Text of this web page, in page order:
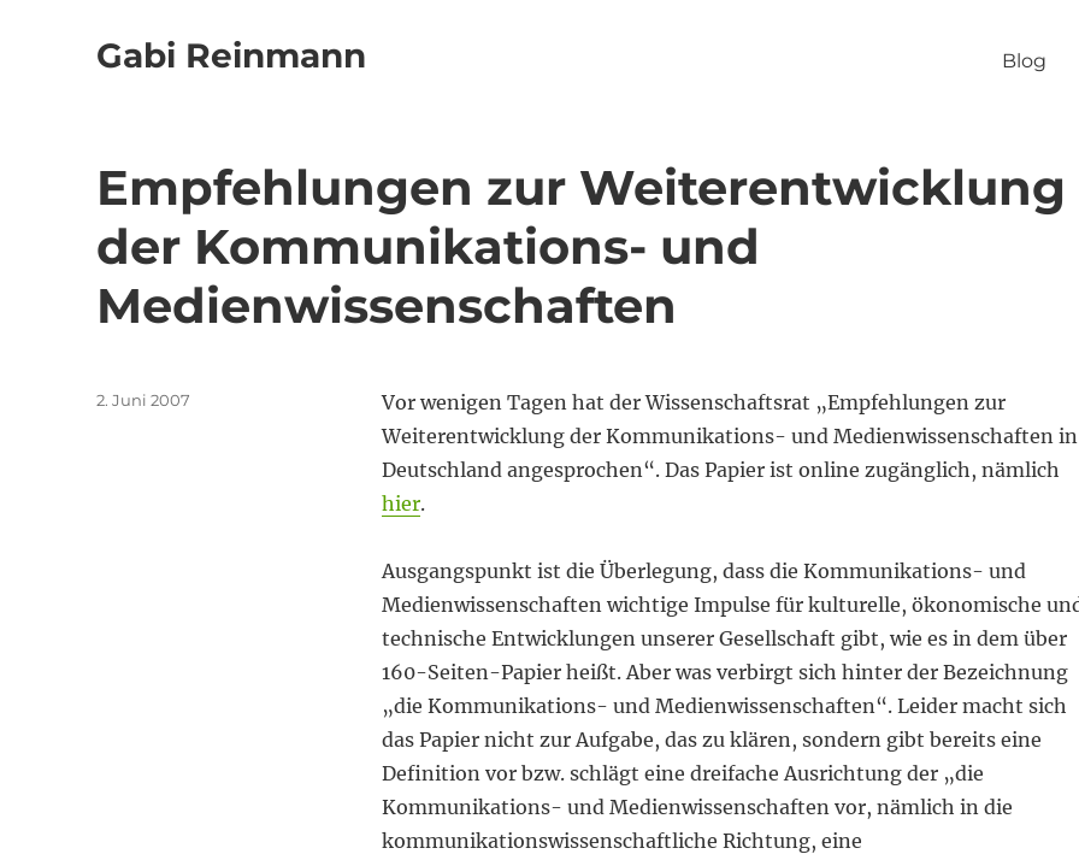
Gabi Reinmann Blog
Empfehlungen zur Weiterentwicklung
der Kommunikations- und
Medienwissenschaften
Vor wenigen Tagen hat der Wissenschaftsrat „Empfehlungen zur
Weiterentwicklung der Kommunikations- und Medienwissenschaften in
Deutschland angesprochen“. Das Papier ist online zugänglich, nämlich
hier.
Ausgangspunkt ist die Überlegung, dass die Kommunikations- und
Medienwissenschaften wichtige Impulse für kulturelle, ökonomische
technische Entwicklungen unserer Gesellschaft gibt, wie es in dem über
160-Seiten-Papier heißt. Aber was verbirgt sich hinter der Bezeichnung
„die Kommunikations- und Medienwissenschaften“. Leider macht sich
das Papier nicht zur Aufgabe, das zu klären, sondern gibt bereits eine
Definition vor bzw. schlägt eine dreifache Ausrichtung der „die
Kommunikations- und Medienwissenschaften vor, nämlich in die
kommunikationswissenschaftliche Richtung, eine
Veröffentlicht
2. Juni 2007